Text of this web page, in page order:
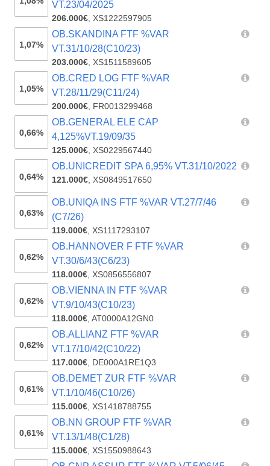
VT.23/04/2025
206.000€,XS1222597905
1,07%
OB.SKANDINA FTF %VAR
VT.31/10/28(C10/23)
203.000€,XS1511589605
1,05%
OB.CRED LOG FTF %VAR
VT.28/11/29(C11/24)
200.000€, FR0013299468
0,66%
OB.GENERAL ELE CAP
4,125%VT.19/09/35
125.000€,XS0229567440
0,64%
OB.UNICREDIT SPA 6,95% VT.31/10/2022
121.000€,XS0849517650
0,63%
OB.UNIQA INS FTF %VAR VT.27/7/46
(C7/26)
119.000€,XS1117293107
0,62%
OB.HANNOVER F FTF %VAR
VT.30/6/43(C6/23)
118.000€,XS0856556807
0,62%
OB.VIENNA IN FTF %VAR
VT.9/10/43(C10/23)
118.000€,AT0000A12GN0
0,62%
OB.ALLIANZ FTF %VAR
VT.17/10/42(C10/22)
117.000€, DE000A1RE1Q3
0,61%
OB.DEMET ZUR FTF %VAR
VT.1/10/46(C10/26)
115.000€,XS1418788755
0,61%
OB.NN GROUP FTF %VAR
VT.13/1/48(C1/28)
115.000€,XS1550988643